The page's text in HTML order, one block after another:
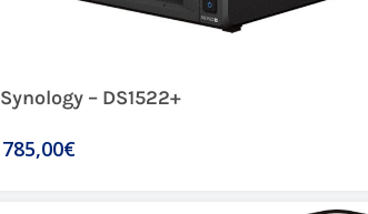
Synology – DS1522+
785,00€